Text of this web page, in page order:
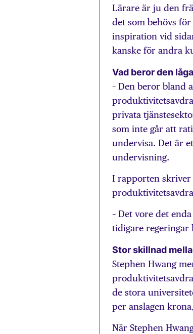
Lärare är ju den
det som behövs
inspiration vid
kanske för andra
Vad beror den
– Den beror bland
privata
som inte går att
undervisa. Det är
undervisning.
I rapporten skriver
– Det vore det
tidigare regeringar
Stor skillnad
Stephen Hwang
de stora
per anslagen
När Stephen